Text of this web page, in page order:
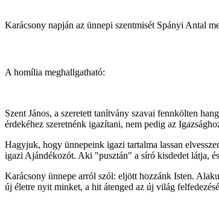
Karácsony napján az ünnepi szentmisét Spányi Antal
A homília meghallgatható:
Szent János, a szeretett tanítvány szavai fennkölten
érdekéhez szeretnénk igazítani, nem pedig az
Hagyjuk, hogy ünnepeink igazi tartalma lassan
igazi Ajándékozót. Aki "pusztán" a síró kisdedet látja,
Karácsony ünnepe arról szól: eljött hozzánk Isten.
új életre nyit minket, a hit átenged az új világ